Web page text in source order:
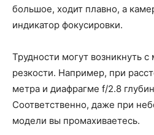
большое, ходит плавно, а
индикатор фокусировки.
Трудности могут возникнуть с
резкости. Например, при
метра и диафрагме f/2.8
Соответственно, даже при
модели вы промахиваетесь.